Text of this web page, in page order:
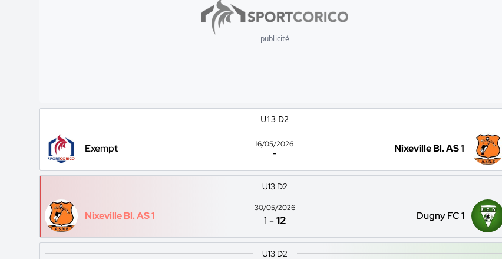
publicité
U13 D2
Exempt
16/05/2026
-
Nixeville Bl. AS 1
U13 D2
Nixeville Bl. AS 1
30/05/2026
1 -12 Dugny FC 1
U13 D2